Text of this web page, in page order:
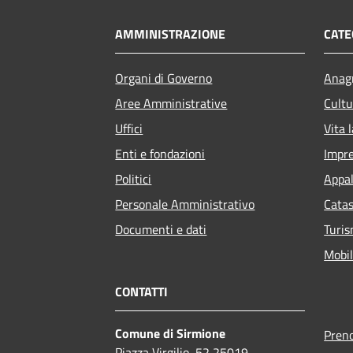
AMMINISTRAZIONE
Organi di Governo
Aree Amministrative
Uffici
Enti e fondazioni
Politici
Personale Amministrativo
Documenti e dati
Vita
CONTATTI
Comune di Sirmione